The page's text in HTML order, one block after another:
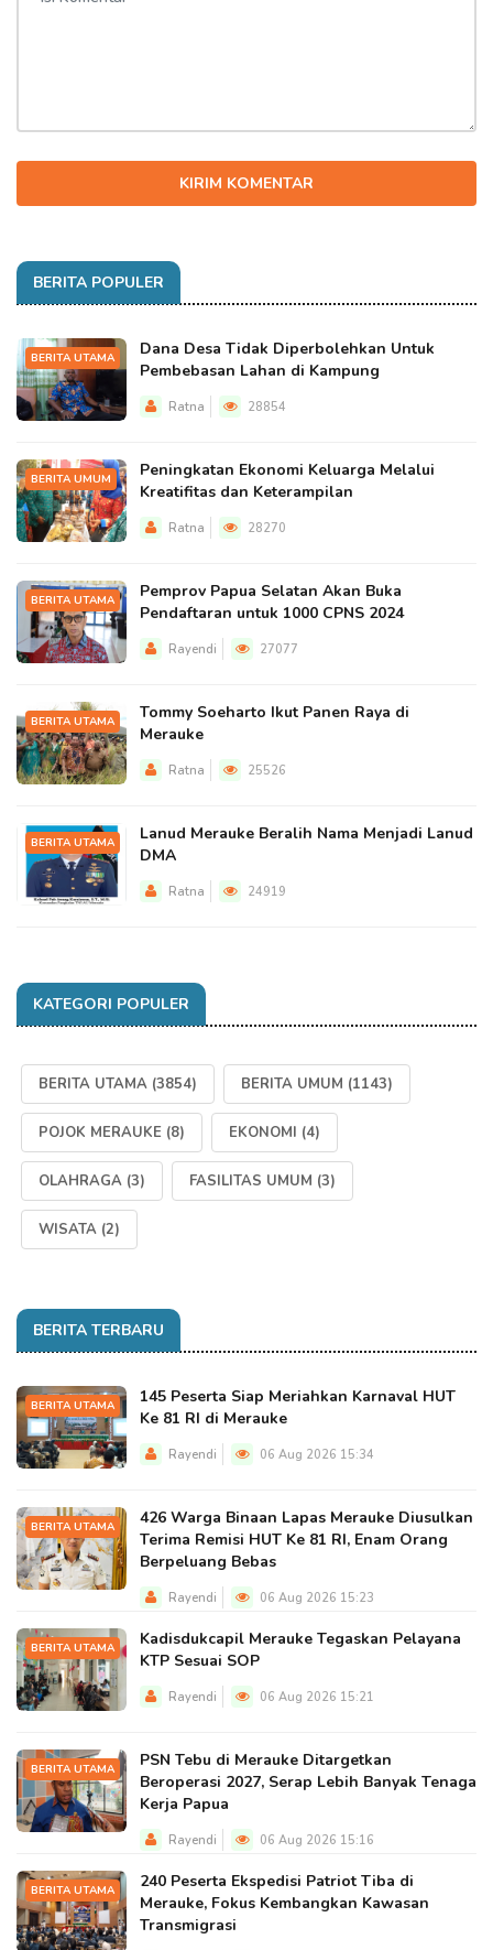
KIRIM KOMENTAR
BERITA POPULER
BERITA UTAMA
Dana Desa Tidak Diperbolehkan Untuk
Pembebasan Lahan di Kampung
Ratna 28854
BERITA UMUM
Peningkatan Ekonomi Keluarga Melalui
Kreatifitas dan Keterampilan
Ratna 28270
BERITA UTAMA
Pemprov Papua Selatan Akan Buka
Pendaftaran untuk 1000 CPNS 2024
Rayendi 27077
BERITA UTAMA
Tommy Soeharto Ikut Panen Raya di
Merauke
Ratna 25526
BERITA UTAMA
Lanud Merauke Beralih Nama Menjadi Lanud
DMA
Ratna 24919
KATEGORI POPULER
BERITA UTAMA (3854) BERITA UMUM (1143)
POJOK MERAUKE (8) EKONOMI (4)
OLAHRAGA (3) FASILITAS UMUM (3)
WISATA (2)
BERITA TERBARU
BERITA UTAMA
145 Peserta Siap Meriahkan Karnaval HUT
Ke 81 RI di Merauke
Rayendi 06 Aug 2026 15:34
BERITA UTAMA
426 Warga Binaan Lapas Merauke Diusulkan
Terima Remisi HUT Ke 81 RI, Enam Orang
Berpeluang Bebas
Rayendi 06 Aug 2026 15:23
BERITA UTAMA
Kadisdukcapil Merauke Tegaskan Pelayana
KTP Sesuai SOP
Rayendi 06 Aug 2026 15:21
BERITA UTAMA
PSN Tebu di Merauke Ditargetkan
Beroperasi 2027, Serap Lebih Banyak Tenaga
Kerja Papua
Rayendi 06 Aug 2026 15:16
BERITA UTAMA
240 Peserta Ekspedisi Patriot Tiba di
Merauke, Fokus Kembangkan Kawasan
Transmigrasi